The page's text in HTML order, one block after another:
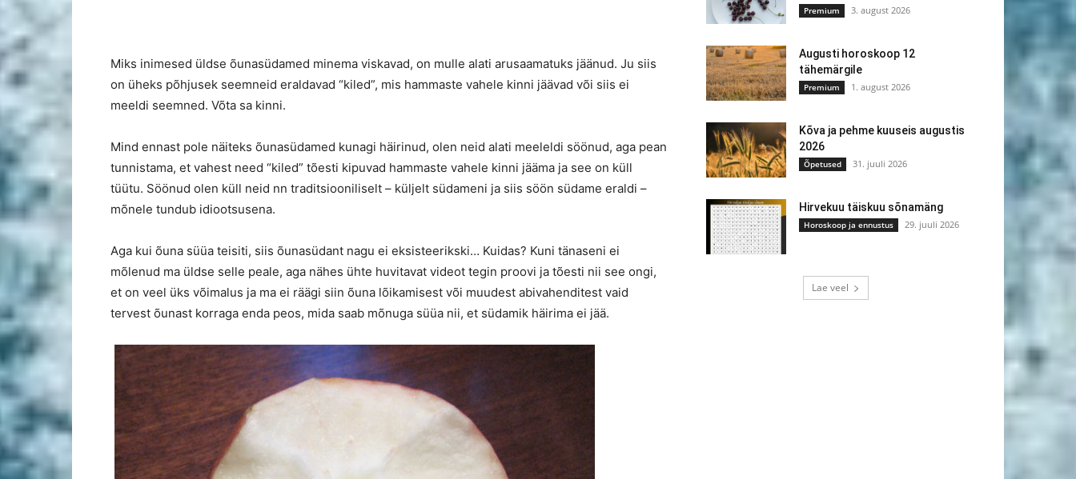
Miks inimesed üldse õunasüdamed minema viskavad, on mulle alati arusaamatuks jäänud. Ju siis
on üheks põhjusek seemneid eraldavad “kiled”, mis hammaste vahele kinni jäävad või siis ei
meeldi seemned. Võta sa kinni.
Mind ennast pole näiteks õunasüdamed kunagi häirinud, olen neid alati meeleldi söönud, aga pean
tunnistama, et vahest need “kiled” tõesti kipuvad hammaste vahele kinni jääma ja see on küll
tüütu. Söönud olen küll neid nn traditsiooniliselt – küljelt südameni ja siis söön südame eraldi –
mõnele tundub idiootsusena.
Aga kui õuna süüa teisiti, siis õunasüdant nagu ei eksisteerikski… Kuidas? Kuni tänaseni ei
mõlenud ma üldse selle peale, aga nähes ühte huvitavat videot tegin proovi ja tõesti nii see ongi,
et on veel üks võimalus ja ma ei räägi siin õuna lõikamisest või muudest abivahenditest vaid
tervest õunast korraga enda peos, mida saab mõnuga süüa nii, et südamik häirima ei jää.
Premium 3. august 2026
Augusti horoskoop 12
tähemärgile
Premium 1. august 2026
Kõva ja pehme kuuseis augustis
2026
Õpetused 31. juuli 2026
Hirvekuu täiskuu sõnamäng
Horoskoop ja ennustus 29. juuli 2026
Lae veel